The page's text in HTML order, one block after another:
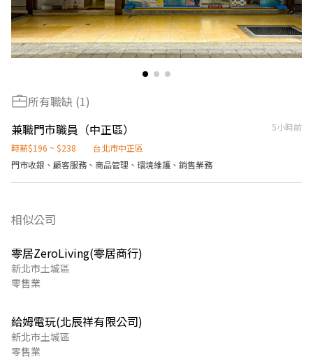
所有職缺 (1)
兼職門市職員（中正區）
5小時前
時薪$196 ~ $238
台北市中正區
門市收銀、顧客服務、商品管理、環境維護、銷售業務
相似公司
零居ZeroLiving(零居商行)
新北市土城區
零售業
給姆電玩(北辰祥有限公司)
新北市土城區
零售業